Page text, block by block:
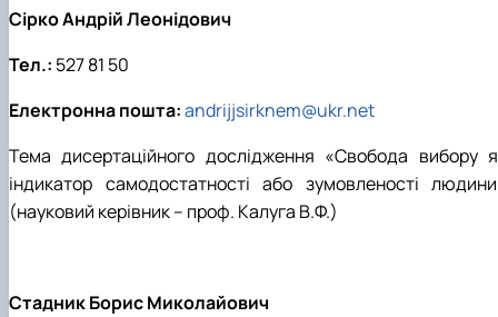
Сірко Андрій Леонідович
Тел.: 527 81 50
Електронна пошта:andrijjsirknem@ukr.net
Тема дисертаційного дослідження «Свобода вибору
індикатор самодостатності або зумовленості
(науковий керівник – проф. Калуга В.Ф.)
Стадник Борис Миколайович